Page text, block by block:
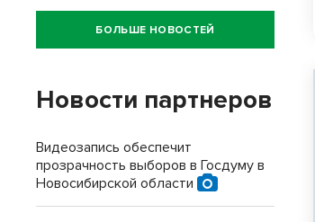
БОЛЬШЕ НОВОСТЕЙ
Новости партнеров
Видеозапись обеспечит
прозрачность выборов в Госдуму в
Новосибирской области